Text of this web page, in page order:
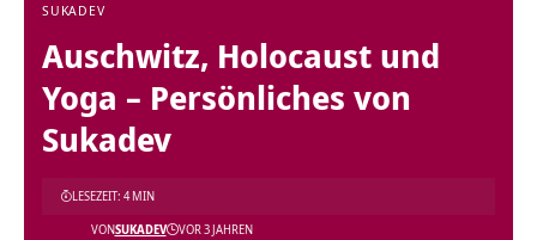
SUKADEV
Auschwitz, Holocaust und
Yoga – Persönliches von
Sukadev
VONSUKADEV VOR 3 JAHREN
LESEZEIT: 4 MIN